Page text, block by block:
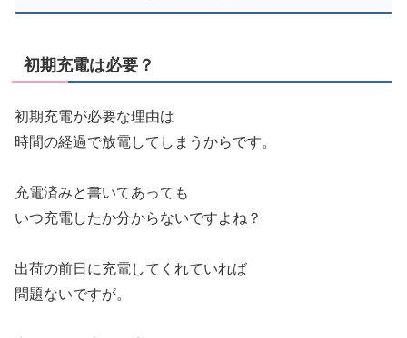
初期充電は必要？
初期充電が必要な理由は
時間の経過で放電してしまうからです。
充電済みと書いてあっても
いつ充電したか分からないですよね？
出荷の前日に充電してくれていれば
問題ないですが。